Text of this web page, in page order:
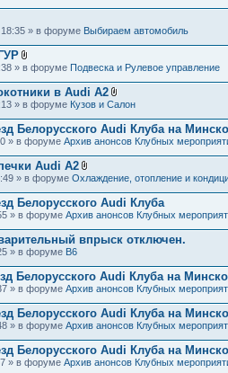
о
е
н
и
я
18:35 » в форуме Выбираем автомобиль
В
о
ж
е
н
и
я
» в форуме Подвеска и Рулевое управление
в Audi A2
В
о
ж
е
н
я
» в форуме Кузов и Салон
Белорусского Audi Клуба на
» в форуме Архив анонсов Клубных
Audi A2
В
о
ж
е
н
и
» в форуме Охлаждение, отопление и
Белорусского Audi Клуба
» в форуме Архив анонсов Клубных
впрыск отключен.
» в форуме B6
Белорусского Audi Клуба на
» в форуме Архив анонсов Клубных
Белорусского Audi Клуба на
» в форуме Архив анонсов Клубных
Белорусского Audi Клуба на
» в форуме Архив анонсов Клубных